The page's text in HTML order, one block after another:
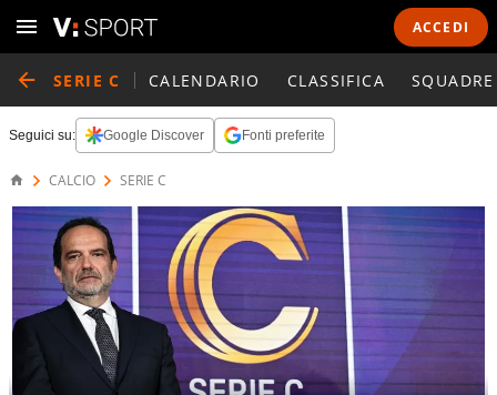
ACCEDI
SERIE C CALENDARIO CLASSIFICA SQUADRE
Seguici su: Google Discover Fonti preferite
CALCIO SERIE C